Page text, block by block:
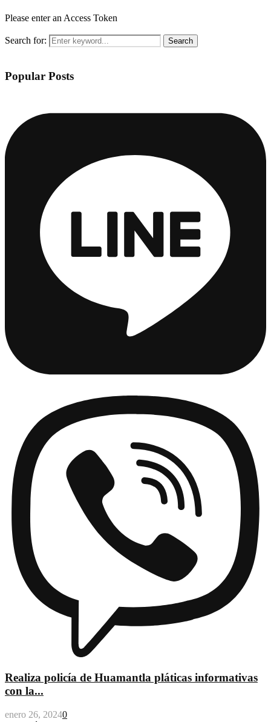
Please enter an Access Token
Search for: Search
Popular Posts
Realiza policía de Huamantla pláticas informativas
con la...
enero 26, 20240